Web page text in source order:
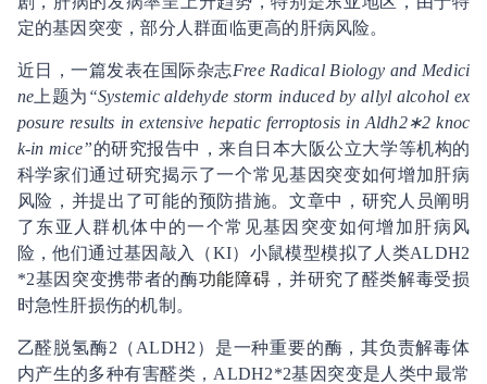
定的基因突变，部分人群面临更高的肝病风险。
近日，一篇发表在国际杂志Free Radical Biology and Medici
ne 上题为 “Systemic aldehyde storm induced by allyl alcohol ex
posure results in extensive hepatic ferroptosis in Aldh2∗2 knoc
k-in mice”的研究报告中，来自日本大阪公立大学等机构的
科学家们通过研究揭示了一个常见基因突变如何增加肝病
风险，并提出了可能的预防措施。文章中，研究人员阐明
了东亚人群机体中的一个常见基因突变如何增加肝病风
险，他们通过基因敲入（KI）小鼠模型模拟了人类ALDH2
*2基因突变携带者的酶功能障碍 ，并研究了醛类解毒受损
时急性肝损伤的机制。
乙醛脱氢酶2（ALDH2）是一种重要的酶，其负责解毒体
内产生的多种有害醛类，ALDH2*2基因突变是人类中最常